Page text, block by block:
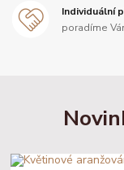
Individuální
poradíme